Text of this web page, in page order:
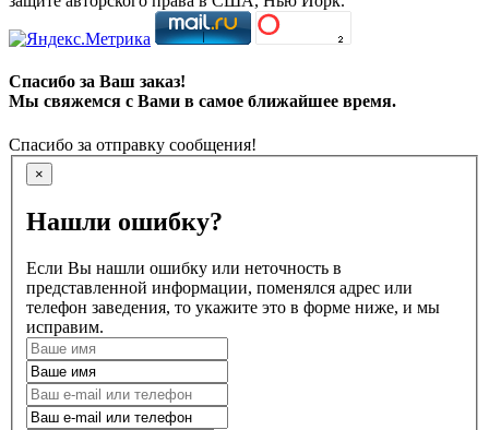
Спасибо за Ваш заказ!
Мы свяжемся с Вами в самое ближайшее время.
Спасибо за отправку сообщения!
×
Нашли ошибку?
Если Вы нашли ошибку или неточность в
представленной информации, поменялся адрес или
телефон заведения, то укажите это в форме ниже, и мы
исправим.